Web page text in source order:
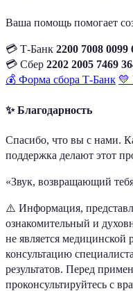
Ваша помощь помогает
💳 Т-Банк 2200 7008 0099
💳 Сбер 2202 2005 7469
💰 Форма сбора Т-Банк 💛
✨ Благодарность
Спасибо, что вы с нами.
поддержка делают этот
«Звук, возвращающий
⚠️ Информация,
ознакомительный и
не является медицинской
консультацию
результатов. Перед
проконсультируйтесь с